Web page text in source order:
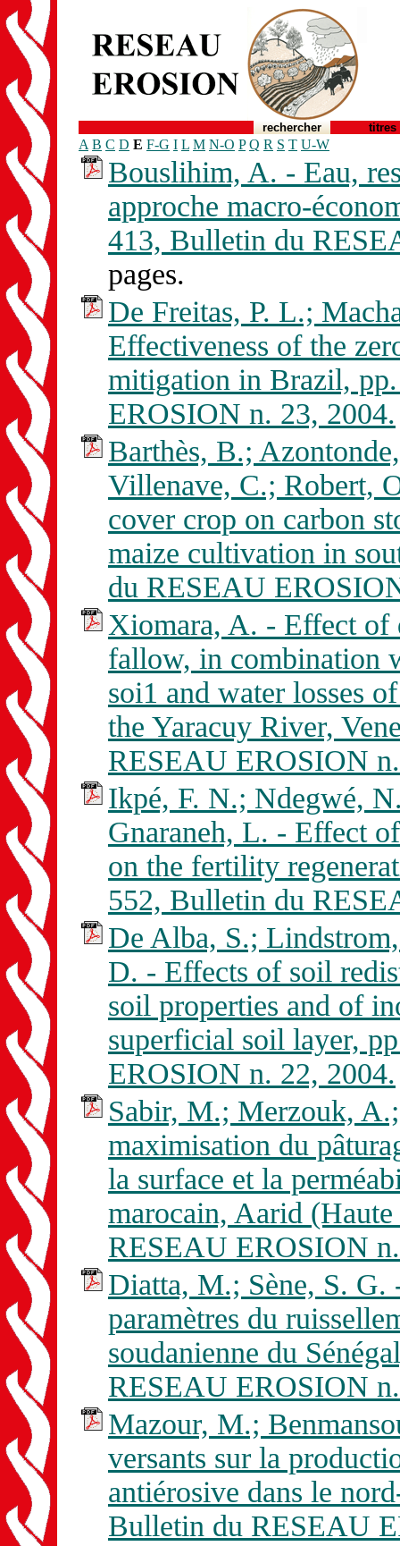
rechercher titres
A B C D E F-G I L M N-O P Q R S T U-W
Bouslihim, A. - Eau,
approche macro-
413, Bulletin du
pages.
De Freitas, P. L.;
Effectiveness of the
mitigation in Brazil,
EROSION n. 23, 2004.
Barthès, B.;
Villenave, C.; Robert,
cover crop on carbon
maize cultivation in
du RESEAU
Xiomara, A. - Effect of
fallow, in combination
soi1 and water losses
the Yaracuy River,
RESEAU EROSION
Ikpé, F. N.; Ndegwé,
Gnaraneh, L. - Effect
on the fertility
552, Bulletin du
De Alba, S.;
D. - Effects of soil
soil properties and of
superficial soil layer,
EROSION n. 22, 2004.
Sabir, M.; Merzouk,
maximisation du
la surface et la
marocain, Aarid
RESEAU EROSION
Diatta, M.; Sène, S. G.
paramètres du
soudanienne du
RESEAU EROSION
Mazour, M.;
versants sur la
antiérosive dans le
Bulletin du RESEAU